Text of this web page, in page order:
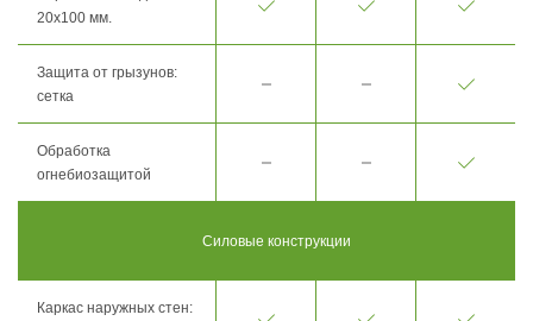
20х100 мм.
Защита от грызунов:
сетка
Обработка
огнебиозащитой
Силовые конструкции
Каркас наружных стен: